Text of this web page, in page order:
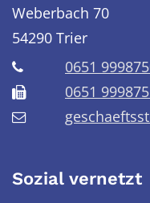
Weberbach 70
54290 Trier
0651
0651
Sozial vernetzt